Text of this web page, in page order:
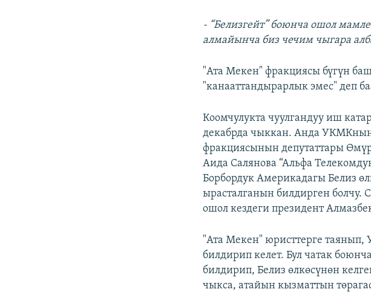
- “Белизгейт” боюнча ошол
алмайынча биз чечим чыгара
"Ата Мекен" фракциясы бүгүн
"канааттандырарлык эмес" деп
Коомчулукта чуулгандуу иш
декабрда чыккан. Анда УКМКнын
фракциясынын депутаттары
Аида Салянова “Альфа
Борбордук Америкадагы Белиз
ырасталганын билдирген болчу.
ошол кездеги президент
​"Ата Мекен" юристтерге
билдирип келет. Бул чатак
билдирип, Белиз өлкөсүнөн
чыкса, атайын кызматтын